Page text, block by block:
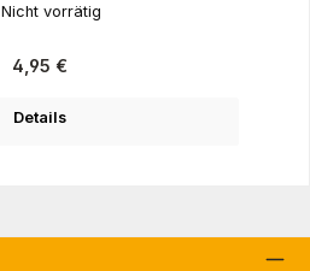
Nicht vorrätig
Regulärer Preis:
4,95 €
Details